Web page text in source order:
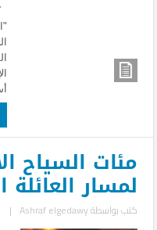
مئات السياح
لمسار
كتب بواسطةAshraf elgedawy
|